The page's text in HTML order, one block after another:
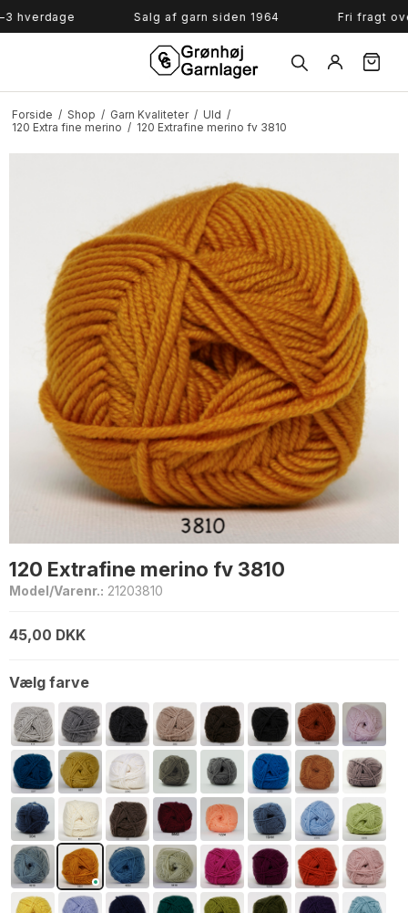
Salg af garn siden 1964 Fri fragt over
Forside / Shop / Garn Kvaliteter / Uld /
120 Extra fine merino / 120 Extrafine merino fv 3810
120 Extrafine merino fv 3810
Model/Varenr.: 21203810
45,00 DKK
Vælg farve